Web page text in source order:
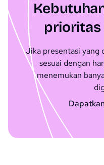
prioritas
Jika presentasi yang
sesuai dengan
menemukan